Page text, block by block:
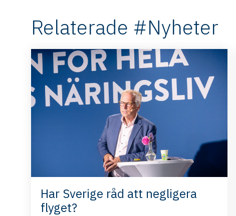
Relaterade #Nyheter
Har Sverige råd att negligera
flyget?